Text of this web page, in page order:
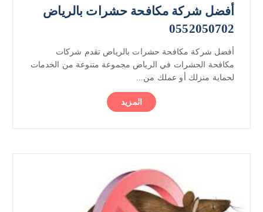
أفضل شركة مكافحة حشرات بالرياض
0552050702
أفضل شركة مكافحة حشرات بالرياض تقدم شركات
مكافحة الحشرات في الرياض مجموعة متنوعة من الخدمات
لحماية منزلك أو عملك من...
المزيد